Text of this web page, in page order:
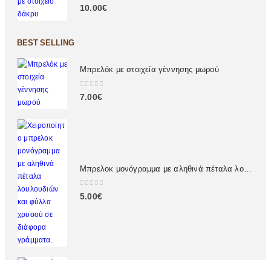
0 out of 5
10.00€
BEST SELLING
Μπρελόκ με στοιχεία γέννησης μωρού
0out of 5
7.00€
Μπρελοκ μονόγραμμα με αληθινά πέταλα λουλουδιών
0 out of 5
5.00€